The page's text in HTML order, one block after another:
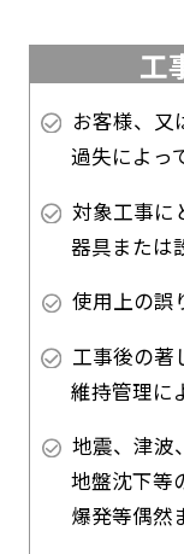
工
お客様、又
過失によっ
対象工事に
器具または
使用上の誤
工事後の著
維持管理に
地震、津波
地盤沈下等
爆発等偶然